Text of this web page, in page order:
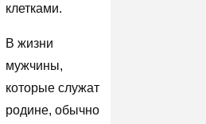
клетками.
В жизни
мужчины,
которые служат
родине, обычно